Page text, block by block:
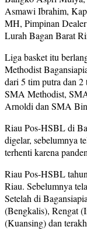
Asmawi Ibrahim,
MH, Pimpinan
Lurah Bagan Barat
Liga basket itu
Methodist
dari 5 tim putra dan
SMA Methodist,
Arnoldi dan SMA
Riau Pos-HSBL di
digelar, sebelumnya
terhenti karena
Riau Pos-HSBL
Riau. Sebelumnya
Setelah di
(Bengkalis), Rengat
(Kuansing) dan